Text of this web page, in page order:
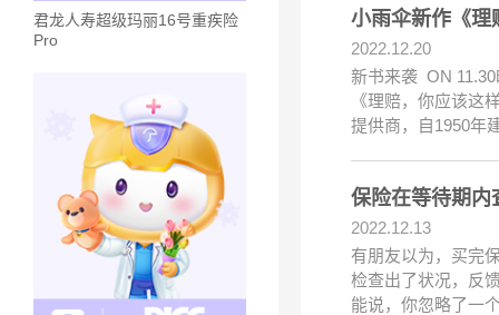
君龙人寿超级玛丽16号重疾险
Pro
小雨伞新作《理
2022.12.20
新书来袭 ON
《理赔，你应该这
提供商，自1950年
保险在等待期内
2022.12.13
有朋友以为，买完
检查出了状况，反
能说，你忽略了一